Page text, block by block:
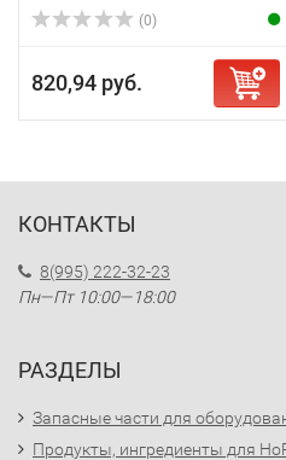
(0)
820,94 руб.
КОНТАКТЫ
8(995) 222-32-23
Пн—Пт 10:00—18:00
РАЗДЕЛЫ
Запасные части для
Продукты, ингредиенты для